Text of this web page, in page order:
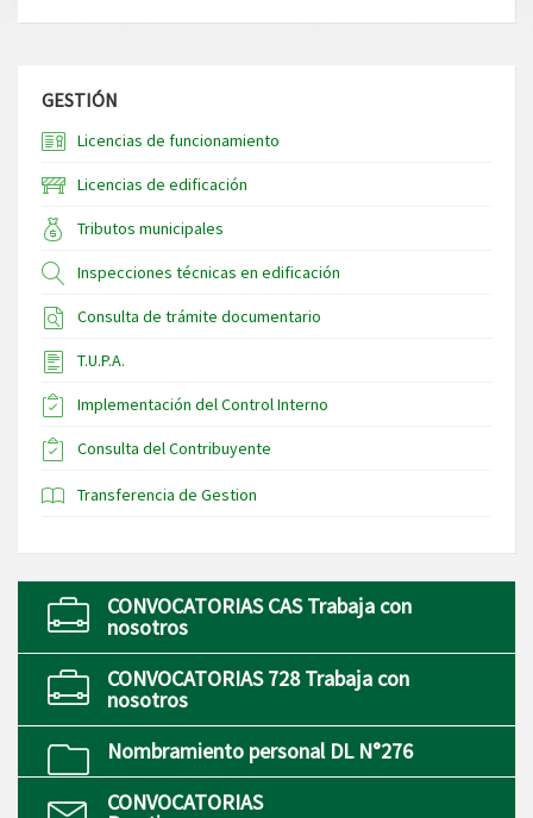
GESTIÓN
Licencias de funcionamiento
Licencias de edificación
Tributos municipales
Inspecciones técnicas en edificación
Consulta de trámite documentario
T.U.P.A.
Implementación del Control Interno
Consulta del Contribuyente
Transferencia de Gestion
CONVOCATORIAS CAS Trabaja con
nosotros
CONVOCATORIAS 728 Trabaja con
nosotros
Nombramiento personal DL N°276
CONVOCATORIAS